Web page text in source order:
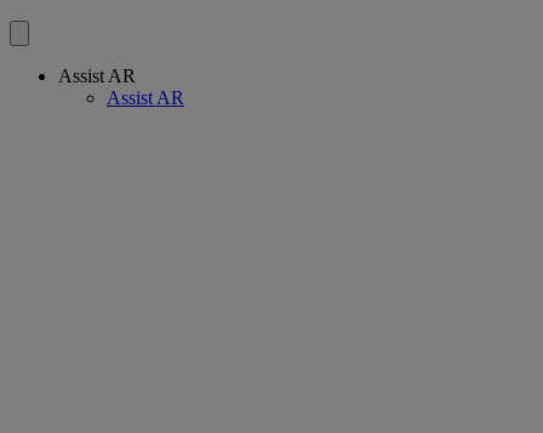
Assist AR
Assist AR